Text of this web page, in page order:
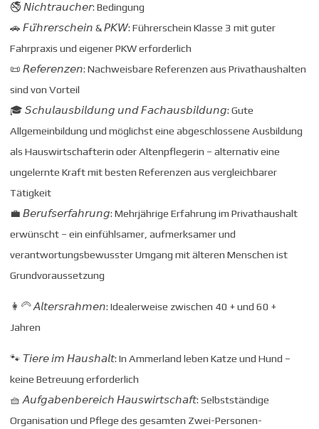
🚭 𝘕𝘪𝘤𝘩𝘵𝘳𝘢𝘶𝘤𝘩𝘦𝘳: Bedingung
🚗 𝘍𝘶̈𝘩𝘳𝘦𝘳𝘴𝘤𝘩𝘦𝘪𝘯 & 𝘗𝘒𝘞: Führerschein Klasse 3 mit guter
Fahrpraxis und eigener PKW erforderlich
📜 𝘙𝘦𝘧𝘦𝘳𝘦𝘯𝘻𝘦𝘯: Nachweisbare Referenzen aus Privathaushalten
sind von Vorteil
🎓 𝘚𝘤𝘩𝘶𝘭𝘢𝘶𝘴𝘣𝘪𝘭𝘥𝘶𝘯𝘨 𝘶𝘯𝘥 𝘍𝘢𝘤𝘩𝘢𝘶𝘴𝘣𝘪𝘭𝘥𝘶𝘯𝘨: Gute
Allgemeinbildung und möglichst eine abgeschlossene Ausbildung
als Hauswirtschafterin oder Altenpflegerin – alternativ eine
ungelernte Kraft mit besten Referenzen aus vergleichbarer
Tätigkeit
💼 𝘉𝘦𝘳𝘶𝘧𝘴𝘦𝘳𝘧𝘢𝘩𝘳𝘶𝘯𝘨: Mehrjährige Erfahrung im Privathaushalt
erwünscht – ein einfühlsamer, aufmerksamer und
verantwortungsbewusster Umgang mit älteren Menschen ist
Grundvoraussetzung
👩‍🦳 𝘈𝘭𝘵𝘦𝘳𝘴𝘳𝘢𝘩𝘮𝘦𝘯: Idealerweise zwischen 40 + und 60 +
Jahren
🐾 𝘛𝘪𝘦𝘳𝘦 𝘪𝘮 𝘏𝘢𝘶𝘴𝘩𝘢𝘭𝘵: In Ammerland leben Katze und Hund –
keine Betreuung erforderlich
🧺 𝘈𝘶𝘧𝘨𝘢𝘣𝘦𝘯𝘣𝘦𝘳𝘦𝘪𝘤𝘩 𝘏𝘢𝘶𝘴𝘸𝘪𝘳𝘵𝘴𝘤𝘩𝘢𝘧𝘵: Selbstständige
Organisation und Pflege des gesamten Zwei-Personen-